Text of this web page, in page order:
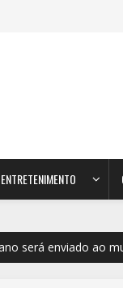
ENTRETENIMENTO
será enviado ao